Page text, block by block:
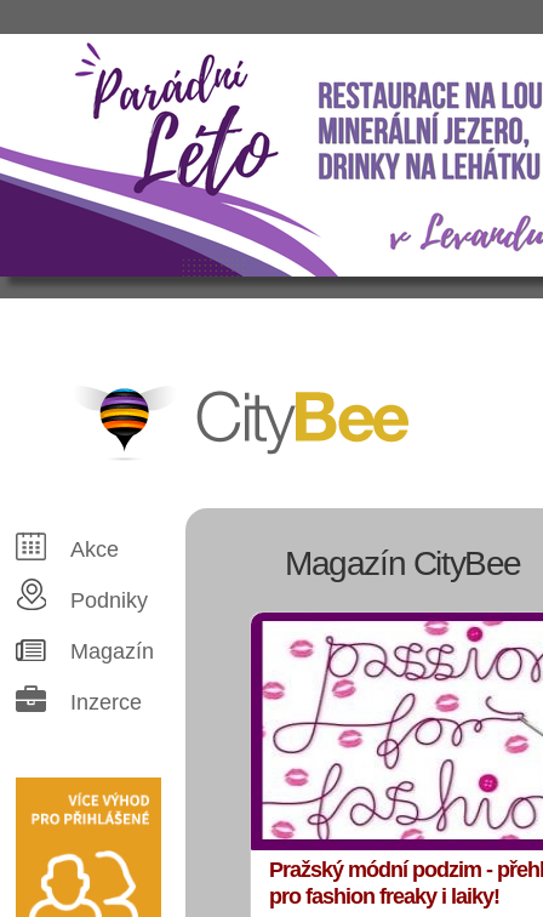
CityBee
Akce
Podniky
Magazín
Inzerce
Magazín CityBee
Pražský módní podzim -
pro fashion freaky i laiky!